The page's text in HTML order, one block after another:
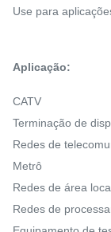
Use para
Aplicação:
CATV
Terminação de
Redes de
Metrô
Redes de área
Redes de